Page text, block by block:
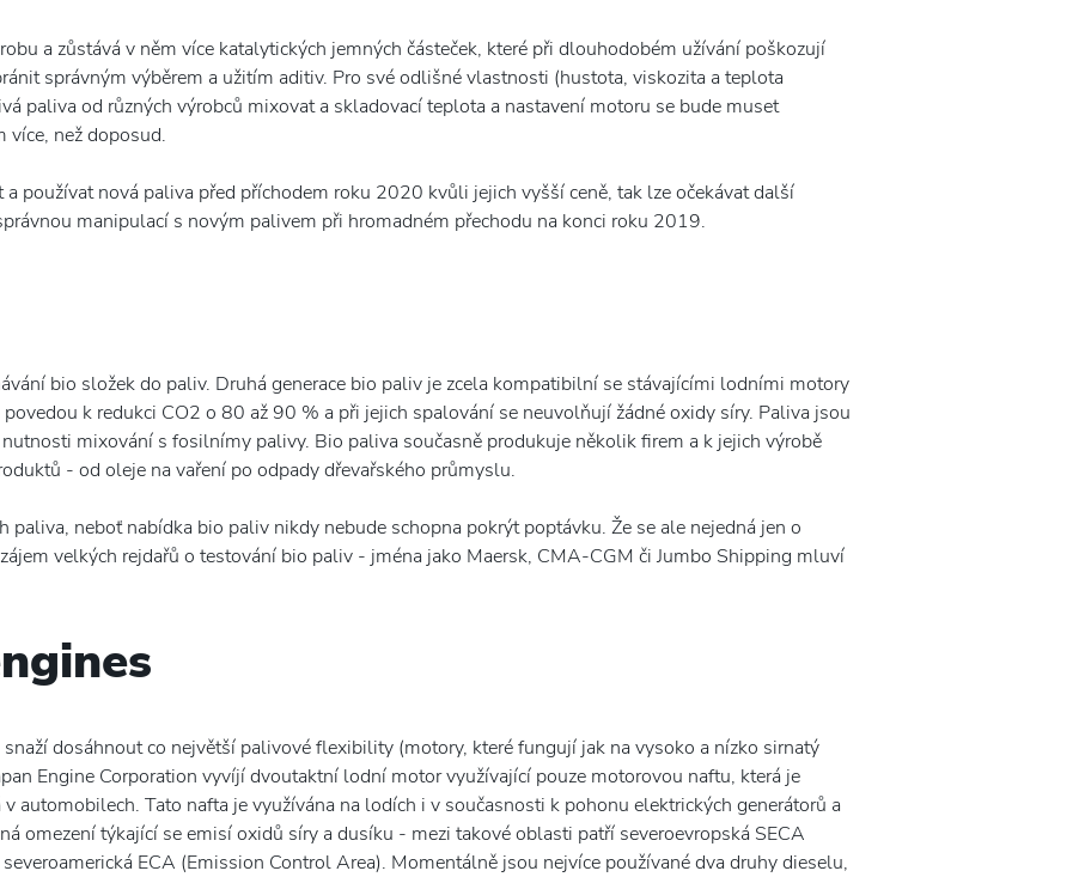
a zůstává v něm více katalytických jemných částeček, které při dlouhodobém užívání poškozují
správným výběrem a užitím aditiv. Pro své odlišné vlastnosti (hustota, viskozita a teplota
paliva od různých výrobců mixovat a skladovací teplota a nastavení motoru se bude muset
než doposud.
a používat nová paliva před příchodem roku 2020 kvůli jejich vyšší ceně, tak lze očekávat další
manipulací s novým palivem při hromadném přechodu na konci roku 2019.
bio složek do paliv. Druhá generace bio paliv je zcela kompatibilní se stávajícími lodními motory
k redukci CO2 o 80 až 90 % a při jejich spalování se neuvolňují žádné oxidy síry. Paliva jsou
mixování s fosilnímy palivy. Bio paliva současně produkuje několik firem a k jejich výrobě
- od oleje na vaření po odpady dřevařského průmyslu.
paliva, neboť nabídka bio paliv nikdy nebude schopna pokrýt poptávku. Že se ale nejedná jen o
velkých rejdařů o testování bio paliv - jména jako Maersk, CMA-CGM či Jumbo Shipping mluví
dosáhnout co největší palivové flexibility (motory, které fungují jak na vysoko a nízko sirnatý
Engine Corporation vyvíjí dvoutaktní lodní motor využívající pouze motorovou naftu, která je
automobilech. Tato nafta je využívána na lodích i v současnosti k pohonu elektrických generátorů a
omezení týkající se emisí oxidů síry a dusíku - mezi takové oblasti patří severoevropská SECA
ECA (Emission Control Area). Momentálně jsou nejvíce používané dva druhy dieselu,